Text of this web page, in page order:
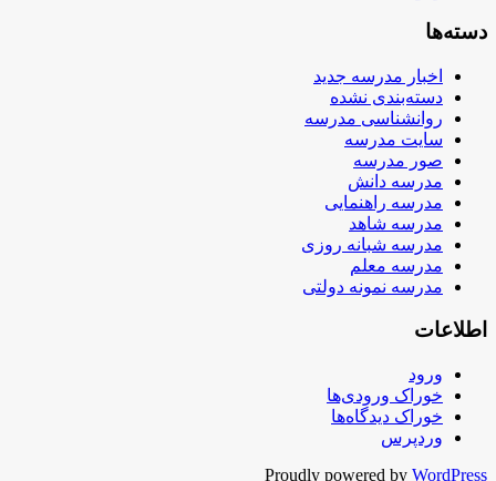
دسته‌ها
اخبار مدرسه جدید
دسته‌بندی نشده
روانشناسی مدرسه
سایت مدرسه
صور مدرسه
مدرسه دانش
مدرسه راهنمایی
مدرسه شاهد
مدرسه شبانه روزی
مدرسه معلم
مدرسه نمونه دولتی
اطلاعات
ورود
خوراک ورودی‌ها
خوراک دیدگاه‌ها
وردپرس
Proudly powered by WordPress